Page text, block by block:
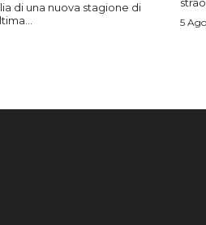
di una nuova stagione di
5